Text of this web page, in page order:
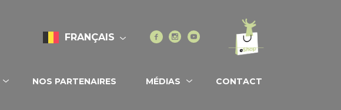
FRANÇAIS Facebook
Instagram
Youtube
Vers l'eshop
NOS PARTENAIRES MÉDIAS CONTACT